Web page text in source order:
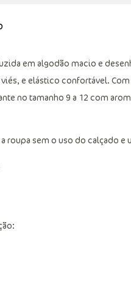
em algodão macio e
e elástico confortável.
no tamanho 9 a 12 com
roupa sem o uso do calçado e